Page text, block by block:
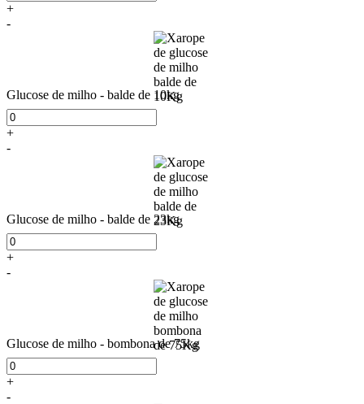
+
-
Glucose de milho - balde de 10kg
+
-
Glucose de milho - balde de 23kg
+
-
Glucose de milho - bombona de 75kg
+
-